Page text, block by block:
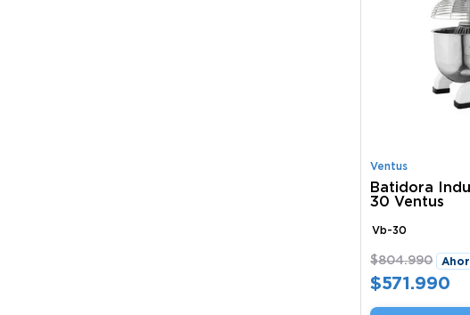
Ventus
Batidora
30 Ventus
Vb-30
$804.990
$571.990